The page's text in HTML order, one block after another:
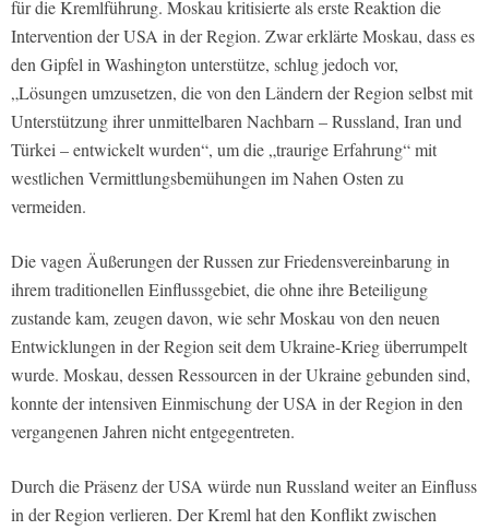
für die Kremlführung. Moskau kritisierte als erste Reaktion die
Intervention der USA in der Region. Zwar erklärte Moskau, dass es
den Gipfel in Washington unterstütze, schlug jedoch vor,
„Lösungen umzusetzen, die von den Ländern der Region selbst mit
Unterstützung ihrer unmittelbaren Nachbarn – Russland, Iran und
Türkei – entwickelt wurden“, um die „traurige Erfahrung“ mit
westlichen Vermittlungsbemühungen im Nahen Osten zu
vermeiden.
Die vagen Äußerungen der Russen zur Friedensvereinbarung in
ihrem traditionellen Einflussgebiet, die ohne ihre Beteiligung
zustande kam, zeugen davon, wie sehr Moskau von den neuen
Entwicklungen in der Region seit dem Ukraine-Krieg überrumpelt
wurde. Moskau, dessen Ressourcen in der Ukraine gebunden sind,
konnte der intensiven Einmischung der USA in der Region in den
vergangenen Jahren nicht entgegentreten.
Durch die Präsenz der USA würde nun Russland weiter an Einfluss
in der Region verlieren. Der Kreml hat den Konflikt zwischen